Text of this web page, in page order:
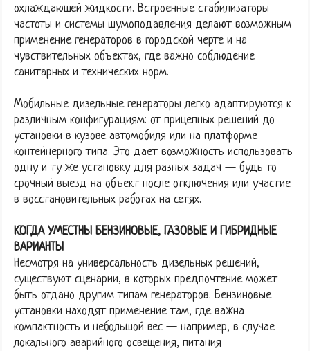
охлаждающей жидкости. Встроенные стабилизаторы
частоты и системы шумоподавления делают возможным
применение генераторов в городской черте и на
чувствительных объектах, где важно соблюдение
санитарных и технических норм.
Мобильные дизельные генераторы легко адаптируются к
различным конфигурациям: от прицепных решений до
установки в кузове автомобиля или на платформе
контейнерного типа. Это дает возможность использовать
одну и ту же установку для разных задач — будь то
срочный выезд на объект после отключения или участие
в восстановительных работах на сетях.
КОГДА УМЕСТНЫ БЕНЗИНОВЫЕ, ГАЗОВЫЕ И ГИБРИДНЫЕ
ВАРИАНТЫ
Несмотря на универсальность дизельных решений,
существуют сценарии, в которых предпочтение может
быть отдано другим типам генераторов. Бензиновые
установки находят применение там, где важна
компактность и небольшой вес — например, в случае
локального аварийного освещения, питания